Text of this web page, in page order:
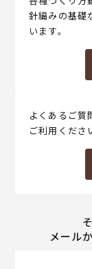
針編みの基礎
います。
よくあるご質
ご利用くださ
メール